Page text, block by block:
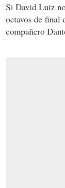
Si David Luiz
octavos de final
compañero